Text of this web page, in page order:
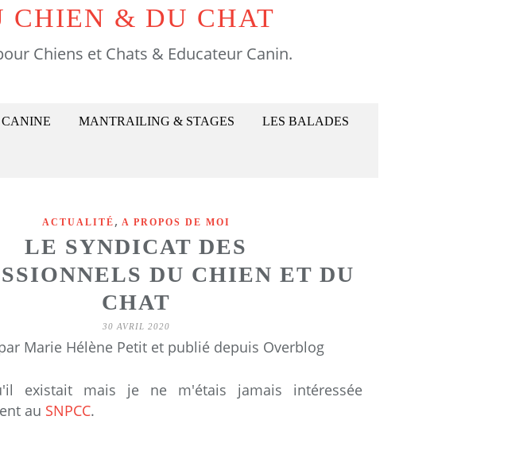
CHIEN & DU CHAT
Chiens et Chats & Educateur Canin.
MANTRAILING & STAGES LES BALADES
ACTUALITÉ , A PROPOS DE MOI
LE SYNDICAT DES
DU CHIEN ET DU
CHAT
30 AVRIL 2020
Marie Hélène Petit et publié depuis Overblog
existait mais je ne m'étais jamais intéressée
au SNPCC.